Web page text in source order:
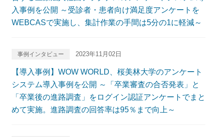
入事例を公開 ～受診者・患者向け満足度アンケートを
WEBCASで実施し、集計作業の手間は5分の1に軽減～
事例インタビュー 2023年11月02日
【導入事例】WOW WORLD、桜美林大学のアンケート
システム導入事例を公開 ～「卒業審査の合否発表」と
「卒業後の進路調査」をログイン認証アンケートでまと
めて実施。進路調査の回答率は95％まで向上～